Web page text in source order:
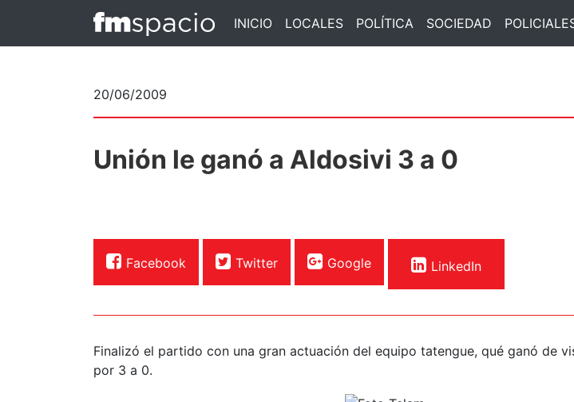
INICIO LOCALES POLÍTICA SOCIEDAD
20/06/2009
Unión le ganó a Aldosivi 3 a 0
Facebook Twitter Google LinkedIn
Finalizó el partido con una gran actuación del equipo tatengue, qué ganó de
por 3 a 0.